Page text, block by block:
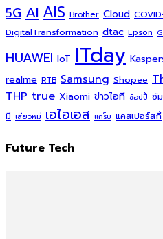
5G AI AIS Brother Cloud
DigitalTransformation dtac Epson
HUAWEI IoT ITday
realme RTB Samsung Shopee
THP true Xiaomi ข่าวไอที ช้อปปี้ ซั
มี เสียวหมี่ เอไอเอส แกร็บ แคสเปอร์สกี้
Future Tech